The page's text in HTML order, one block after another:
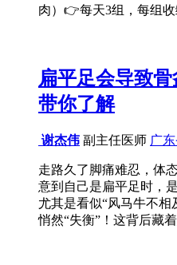
肉）👉每天3组，每组收
扁平足会导致
带你了解
谢杰伟 副主任医师 广
走路久了脚痛难忍，体
意到自己是扁平足时，
尤其是看似“风马牛不相
悄然“失衡”！这背后藏